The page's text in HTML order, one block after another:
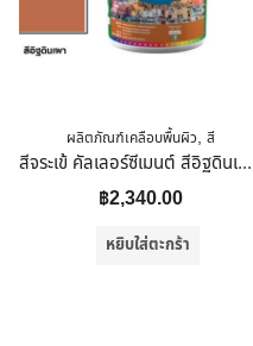
ผลิตภัณฑ์เคลือบพื้นผิว, สี
สีจระเข้ คัลเลอร์ซีเมนต์ สีอิฐดินเผา 10 Kg.
฿2,340.00
หยิบใส่ตะกร้า